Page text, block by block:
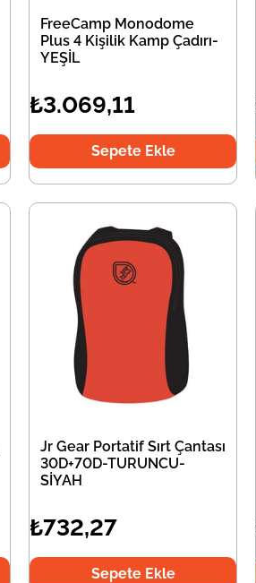
FreeCamp Monodome
Plus 4 Kişilik Kamp Çadırı-
YEŞİL
₺3.069,11
Sepete Ekle
Jr Gear Portatif Sırt Çantası
30D+70D-TURUNCU-
SİYAH
₺732,27
Sepete Ekle